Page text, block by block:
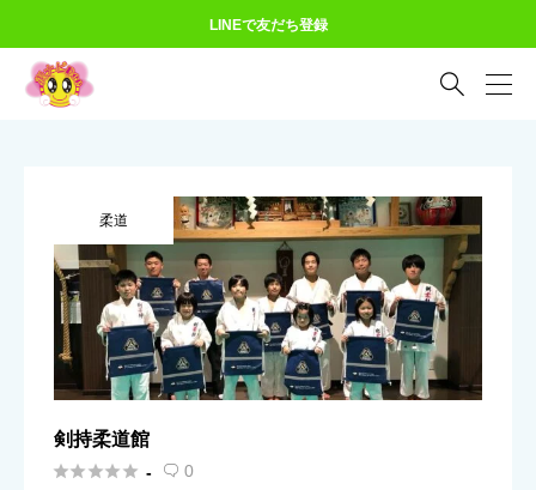
LINEで友だち登録

柔道
剣持柔道館
 -  0